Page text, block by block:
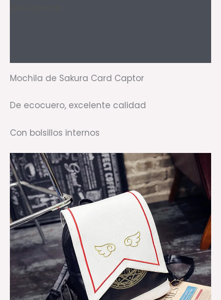
Mochila de Sakura Card Captor
De ecocuero, excelente calidad
Con bolsillos internos